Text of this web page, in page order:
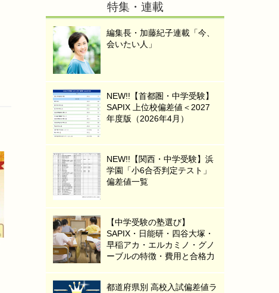
特集・連載
編集長・加藤紀子連載「今、
会いたい人」
NEW!!【首都圏・中学受験】
SAPIX 上位校偏差値＜2027
年度版（2026年4月）
NEW!!【関西・中学受験】浜
学園「小6合否判定テスト」
偏差値一覧
【中学受験の塾選び】
SAPIX・日能研・四谷大塚・
早稲アカ・エルカミノ・グノ
ーブルの特徴・費用と合格力
都道府県別 高校入試偏差値ラ